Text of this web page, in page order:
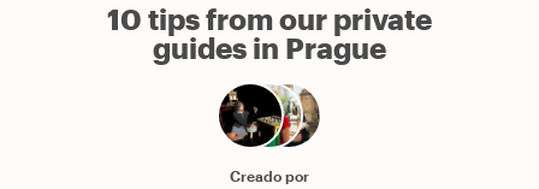
10 tips from our private
guides in Prague
Creado por